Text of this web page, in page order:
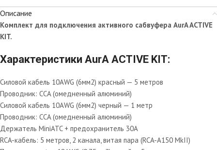
Описание
Комплект для подключения активного сабвуфера AurA ACTIVE
KIT.
Характеристики AurA ACTIVE KIT:
Силовой кабель 10AWG (6мм2) красный — 5 метров
Проводник: CCA (омедненный алюминий)
Силовой кабель 10AWG (6мм2) черный — 1 метр
Проводник: CCA (омедненный алюминий)
Держатель MiniATC + предохранитель 30A
RCA-кабель: 5 метров, 2 канала, витая пара (RCA-A150 MkII)